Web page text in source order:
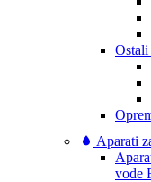
Ostali
Aparati
vode